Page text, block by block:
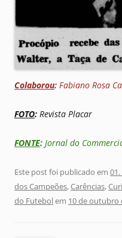
Colaborou: Fabiano Rosa
FOTO: Revista Placar
FONTE: Jornal do
Este post foi publicado em
dos Campeões,Carências,
do Futebolem 10 de outubro